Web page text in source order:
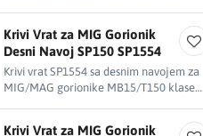
Krivi Vrat za MIG Gorionik
Desni Navoj SP150 SP1554
Krivi vrat SP1554 sa desnim navojem za
MIG/MAG gorionike MB15/T150 klase
Krivi Vrat za MIG Gorionik